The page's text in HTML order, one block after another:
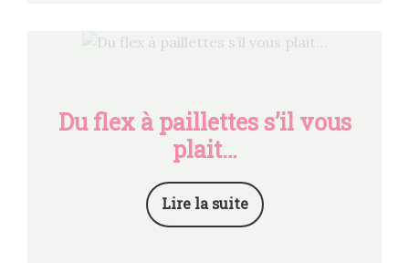
Du flex à paillettes s’il vous
plait…
Lire la suite